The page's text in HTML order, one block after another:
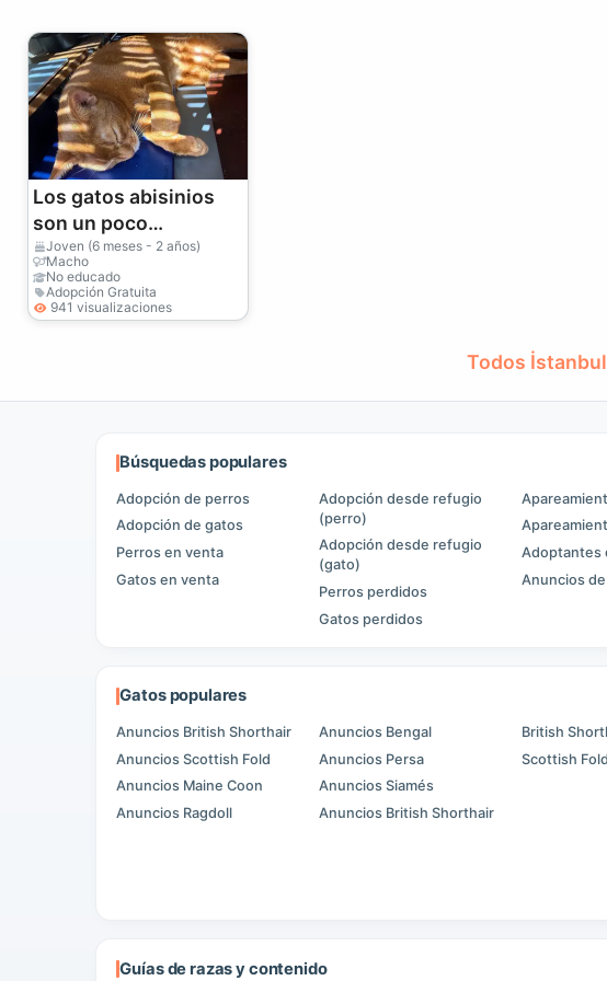
Los gatos abisinios
son un poco
enérgicos.
Joven (6 meses - 2 años)
Macho
No educado
Adopción Gratuita
941 visualizaciones
Todos
Búsquedas populares
Adopción de perros
Adopción de gatos
Perros en venta
Gatos en venta
Adopción desde refugio
(perro)
Adopción desde refugio
(gato)
Perros perdidos
Gatos perdidos
Adoptantes
Anuncios
Gatos populares
Anuncios British Shorthair
Anuncios Scottish Fold
Anuncios Maine Coon
Anuncios Ragdoll
Anuncios Bengal
Anuncios Persa
Anuncios Siamés
Anuncios British Shorthair
British
Scottish
Guías de razas y contenido